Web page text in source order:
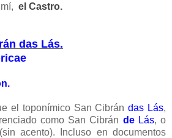
el Castro.
das Lás.
el toponímico San Cibrándas Lás,
como San Cibrán deLás, o
acento). Incluso en documentos